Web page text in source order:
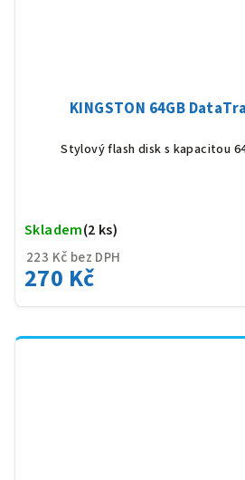
KINGSTON 64GB
Stylový flash disk s kapacitou 64
223 Kč bez DPH
270 Kč
Skladem(2 ks)